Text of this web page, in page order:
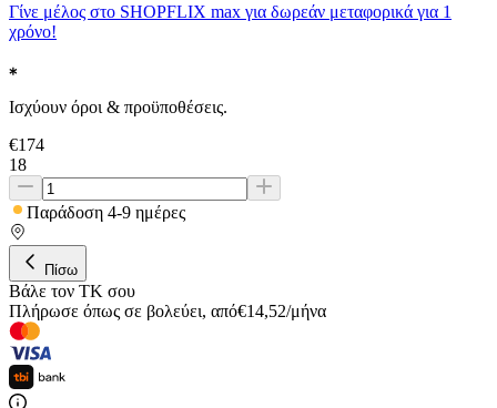
Γίνε μέλος στο SHOPFLIX max για δωρεάν μεταφορικά για 1
χρόνο!
Ισχύουν όροι & προϋποθέσεις.
€174
18
Παράδοση 4-9 ημέρες
Πίσω
Βάλε τον ΤΚ σου
Πλήρωσε όπως σε βολεύει, από€14,52/μήνα